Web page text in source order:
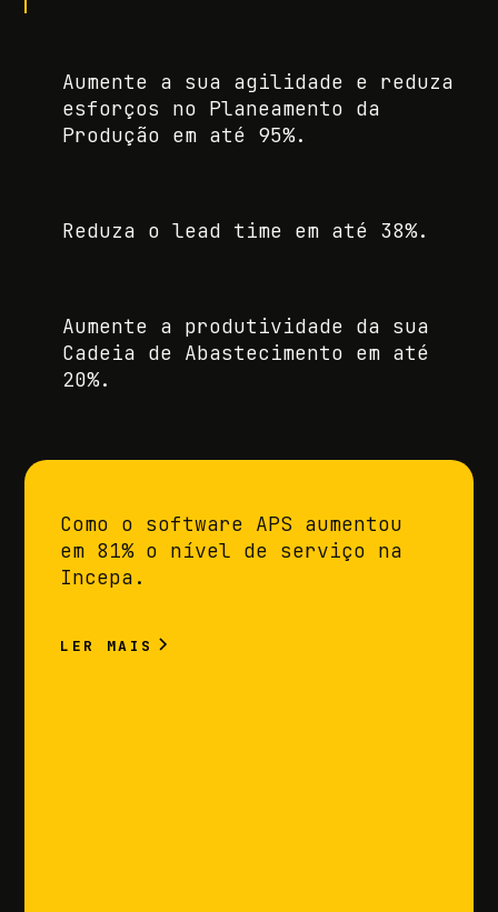
Aumente a sua agilidade e reduza
esforços no Planeamento da
Produção em até 95%.
Reduza o lead time em até 38%.
Aumente a produtividade da sua
Cadeia de Abastecimento em até
20%.
Como o software APS aumentou
em 81% o nível de serviço na
Incepa.
LER MAIS